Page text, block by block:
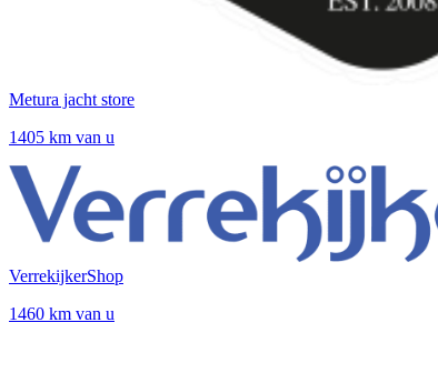
Metura jacht store
1405 km van u
VerrekijkerShop
1460 km van u